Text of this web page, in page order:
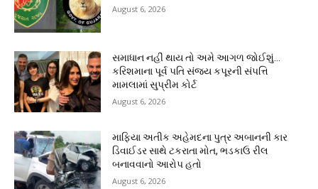
August 6, 2026
સમાધાન નહીં થાય તો અમે આગળ જોઈશું…
કરિશમાના પૂર્વ પતિ સંજય કપૂરની સંપત્તિ
મામલામાં સુપ્રીમ કોર્ટ
August 6, 2026
માફિયા અતીક અહેમદના પુત્ર અબાનની કાર
ડિવાઈડર સાથે ટકરાતા મોત, ભડકાઉ રીલ
બનાવવાનો આરોપ હતો
August 6, 2026